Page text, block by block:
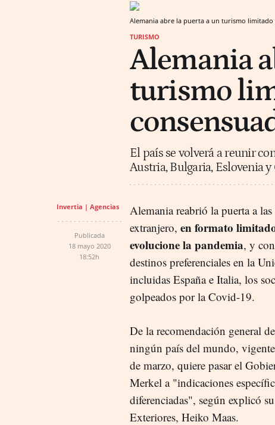
Alemania abre la puerta a un turismo limitado
TURISMO
Alemania
turismo
El país se volverá a reunir
Austria, Bulgaria, Eslovenia
Invertia | Agencias
Publicada
18 mayo 2020
18:52h
Alemania reabrió la puerta a
extranjero, en formato
evolucione la pandemia, y
destinos preferenciales en la
incluidas España e Italia, los
golpeados por la Covid-19.
De la recomendación general
ningún país del mundo,
de marzo, quiere pasar el
Merkel a "indicaciones
diferenciadas", según explicó
Exteriores, Heiko Maas.